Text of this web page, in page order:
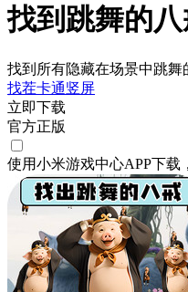
找到跳舞的
找到所有隐藏在场景中跳舞
找茬卡通竖屏
立即下载
官方正版
使用小米游戏中心APP下载